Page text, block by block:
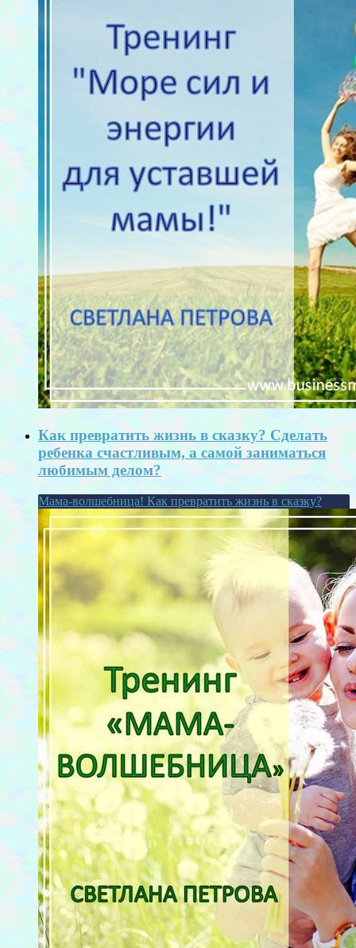
Как превратить жизнь в сказку? Сделать
ребенка счастливым, а самой заниматься
любимым делом?
Мама-волшебница! Как превратить жизнь в сказку?